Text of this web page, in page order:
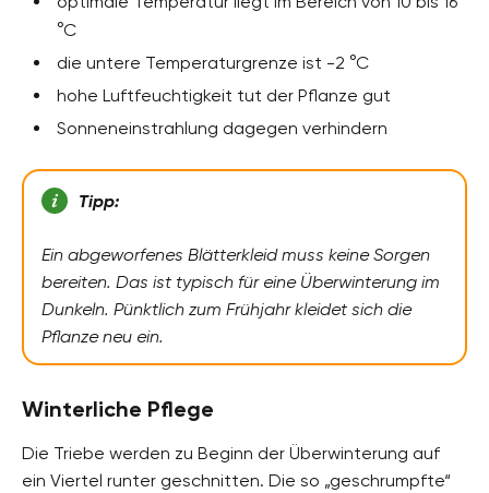
°C
die untere Temperaturgrenze ist -2 °C
hohe Luftfeuchtigkeit tut der Pflanze gut
Sonneneinstrahlung dagegen verhindern
Tipp:
Ein abgeworfenes Blätterkleid muss keine Sorgen
bereiten. Das ist typisch für eine Überwinterung im
Dunkeln. Pünktlich zum Frühjahr kleidet sich die
Pflanze neu ein.
Winterliche Pflege
Die Triebe werden zu Beginn der Überwinterung auf
ein Viertel runter geschnitten. Die so „geschrumpfte“